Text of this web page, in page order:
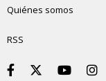
Quiénes somos
RSS